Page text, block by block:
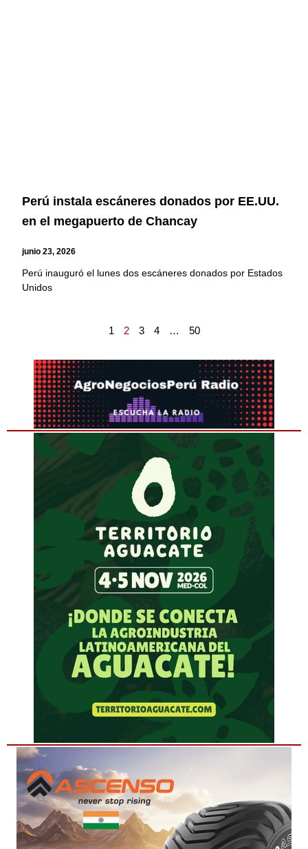
Perú instala escáneres donados por EE.UU.
en el megapuerto de Chancay
junio 23, 2026
Perú inauguró el lunes dos escáneres donados por Estados
Unidos
1 2 3 4 … 50